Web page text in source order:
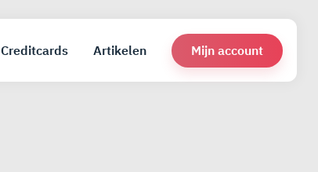
Creditcards Artikelen Mijn account